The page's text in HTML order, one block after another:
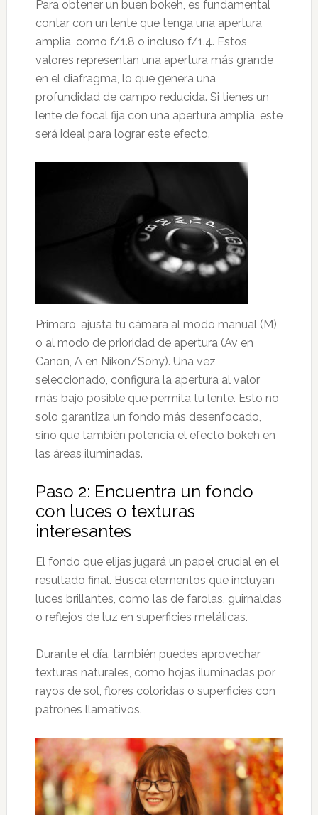
Para obtener un buen bokeh, es fundamental
contar con un lente que tenga una apertura
amplia, como f/1.8 o incluso f/1.4. Estos
valores representan una apertura más grande
en el diafragma, lo que genera una
profundidad de campo reducida. Si tienes un
lente de focal fija con una apertura amplia, este
será ideal para lograr este efecto.
Primero, ajusta tu cámara al modo manual (M)
o al modo de prioridad de apertura (Av en
Canon, A en Nikon/Sony). Una vez
seleccionado, configura la apertura al valor
más bajo posible que permita tu lente. Esto no
solo garantiza un fondo más desenfocado,
sino que también potencia el efecto bokeh en
las áreas iluminadas.
Paso 2: Encuentra un fondo
con luces o texturas
interesantes
El fondo que elijas jugará un papel crucial en el
resultado final. Busca elementos que incluyan
luces brillantes, como las de farolas, guirnaldas
o reflejos de luz en superficies metálicas.
Durante el día, también puedes aprovechar
texturas naturales, como hojas iluminadas por
rayos de sol, flores coloridas o superficies con
patrones llamativos.